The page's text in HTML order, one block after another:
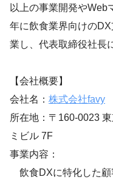
以上の事業開発やWeb
年に飲食業界向けの
業し、代表取締役社長
【会社概要】
会社名： 株式会社favy
所在地：〒160-0023
ミビル 7F
事業内容：
飲食DXに特化した顧